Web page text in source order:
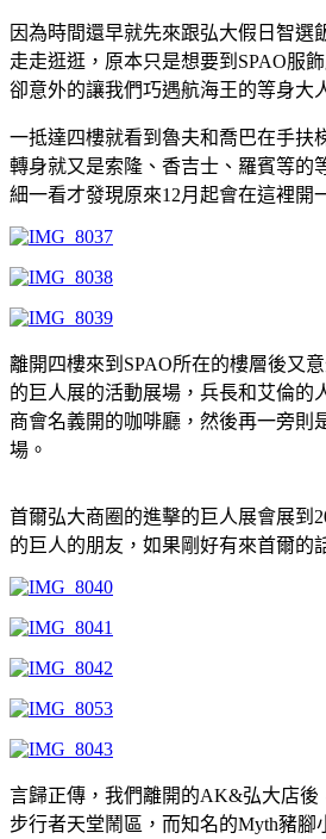
因為時間還早就先來跟弘大假日智
走走逛逛，原本只是想要到SPAO服
卻意外的讓我們巧遇航海王的等身大
一抵達四樓就看到魯夫和喬巴在手扶
轉身就又是索隆、香吉士、羅賓等的
細一看才發現原來12月起會在這裡開
離開四樓來到SPAO所在的樓層後又
的巨人展的活動展場，兵長和艾倫的
商會名義開的咖啡廳，然後再一旁則
場。
首爾弘大商圈的進擊的巨人展會展到
的巨人的朋友，如果剛好有來首爾的
言歸正傳，我們離開的AK&弘大店後
步行者天堂鬧區，而知名的Myth豬腳